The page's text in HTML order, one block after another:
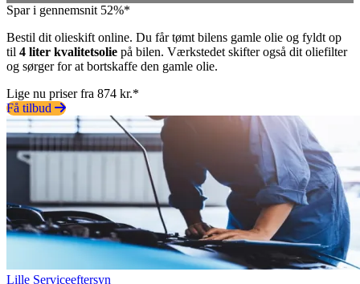
Spar i gennemsnit 52%*
Bestil dit olieskift online. Du får tømt bilens gamle olie og fyldt op
til 4 liter kvalitetsolie på bilen. Værkstedet skifter også dit oliefilter
og sørger for at bortskaffe den gamle olie.
Lige nu priser fra 874 kr.*
Få tilbud
Lille Serviceeftersyn